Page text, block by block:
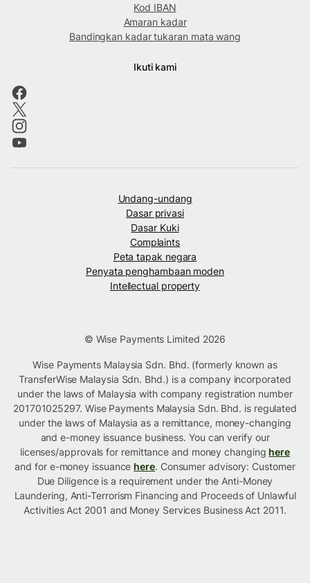
Kod IBAN
Amaran kadar
Bandingkan kadar tukaran mata wang
Ikuti kami
Undang-undang
Dasar privasi
Dasar Kuki
Complaints
Peta tapak negara
Penyata penghambaan moden
Intellectual property
© Wise Payments Limited 2026
Wise Payments Malaysia Sdn. Bhd. (formerly known as
TransferWise Malaysia Sdn. Bhd.) is a company incorporated
under the laws of Malaysia with company registration number
201701025297. Wise Payments Malaysia Sdn. Bhd. is regulated
under the laws of Malaysia as a remittance, money-changing
and e-money issuance business. You can verify our
licenses/approvals for remittance and money changing here
and for e-money issuance here. Consumer advisory: Customer
Due Diligence is a requirement under the Anti-Money
Laundering, Anti-Terrorism Financing and Proceeds of Unlawful
Activities Act 2001 and Money Services Business Act 2011.